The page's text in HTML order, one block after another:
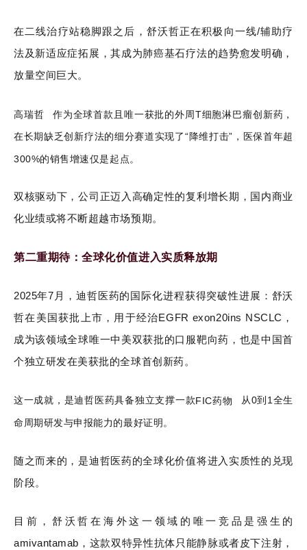
在二线治疗站稳脚跟之后，舒沃哲正在积极向一线/辅助疗
法及新适应症拓展，其成为肺癌基石疗法的趋势愈发明确，
放量空间巨大。
高瑞哲 作为全球首款且唯一获批的外周T细胞淋巴瘤创新药，
在长期缺乏创新疗法的细分赛道实现了“降维打击”，医保首年超
300%的销售增速仅是起点。
双核驱动下，公司正迈入高确定性的复利增长期，国内商业
化业绩或将不断超越市场预期。
第二重期待：全球化价值进入实质释放期
2025年7月，迪哲医药的国际化进程获得突破性进展：舒沃
哲在美国获批上市，用于经治EGFR exon20ins NSCLC，
成为该领域全球唯一中美双获批的口服靶向药，也是中国首
个独立研发在美获批的全球首创新药。
这一成就，是迪哲医药具备独立支撑一款FIC药物 从0到1全生
命周期研发与申报能力的最好证明。
随之而来的，是迪哲医药的全球化价值将进入实质性的兑现
阶段。
目前，舒沃哲在海外这一领域的唯一竞品是强生的
amivantamab，这款双特异性抗体只能静脉或者皮下注射，